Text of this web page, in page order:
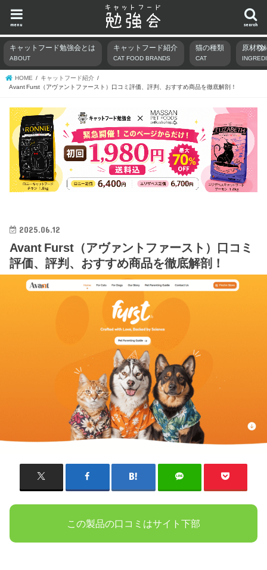
search
menu
キャットフード勉強会とは
ABOUT
キャットフード紹介
CAT FOOD BRANDS
猫の種類
CAT
原材料
HOME
キャットフード紹介
Avant Furst（アヴァントファースト）口コミ評価、評判、おすすめ商品を徹底解剖！
2025.06.12
Avant Furst（アヴァントファースト）口コミ
評価、評判、おすすめ商品を徹底解剖！
この製品の口コミはサイト下部